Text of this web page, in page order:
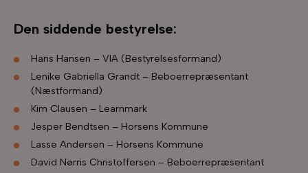
Den siddende bestyrelse:
Hans Hansen – VIA (Bestyrelsesformand)
Lenike Gabriella Grandt – Beboerrepræsentant
(Næstformand)
Kim Clausen – Learnmark
Jesper Bendtsen – Horsens Kommune
Lasse Andersen – Horsens Kommune
David Nørris Christoffersen – Beboerrepræsentant